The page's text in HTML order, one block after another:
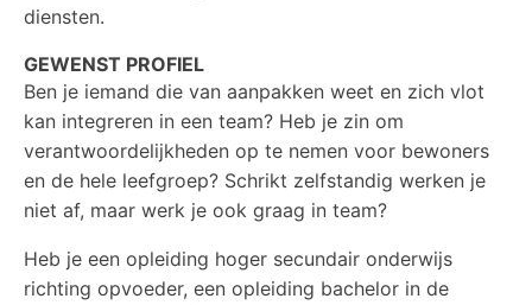
diensten.
GEWENST PROFIEL
Ben je iemand die van aanpakken weet en zich vlot
kan integreren in een team? Heb je zin om
verantwoordelijkheden op te nemen voor bewoners
en de hele leefgroep? Schrikt zelfstandig werken je
niet af, maar werk je ook graag in team?
Heb je een opleiding hoger secundair onderwijs
richting opvoeder, een opleiding bachelor in de